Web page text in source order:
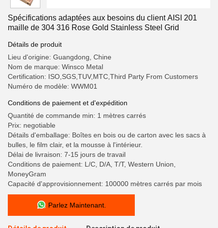
Spécifications adaptées aux besoins du client AISI 201
maille de 304 316 Rose Gold Stainless Steel Grid
Détails de produit
Lieu d'origine: Guangdong, Chine
Nom de marque: Winsco Metal
Certification: ISO,SGS,TUV,MTC,Third Party From Customers
Numéro de modèle: WWM01
Conditions de paiement et d'expédition
Quantité de commande min: 1 mètres carrés
Prix: negotiable
Détails d'emballage: Boîtes en bois ou de carton avec les sacs à
bulles, le film clair, et la mousse à l'intérieur.
Délai de livraison: 7-15 jours de travail
Conditions de paiement: L/C, D/A, T/T, Western Union,
MoneyGram
Capacité d'approvisionnement: 100000 mètres carrés par mois
Parlez Maintenant.